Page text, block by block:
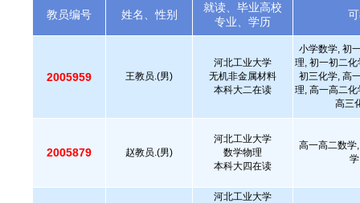
教员编号 姓名、性别
就读、毕业高校
专业、学历
2005959 王教员.(男)
河北工业大学
无机非金属材料
本科大二在读
小学数学, 初
理, 初一初二
初三化学, 高
理, 高一高二
高三
2005879 赵教员.(男)
河北工业大学
数学物理
本科大四在读
高一高二数学
河北工业大学